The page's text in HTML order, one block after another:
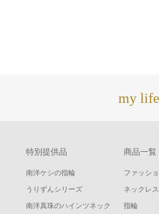
my
特別提供品
南洋ケシの指輪
うりずんシリーズ
南洋真珠のハインツネック
商品一覧
ファッシ
ネックレス
指輪